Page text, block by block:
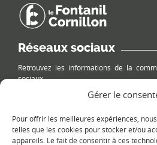
Gérer le
Pour offrir les meilleures expériences,
telles que les cookies pour stocker et/ou
appareils. Le fait de consentir à ces
Réseaux sociaux
Retrouvez les informations de la
sociaux.
Le plan du site